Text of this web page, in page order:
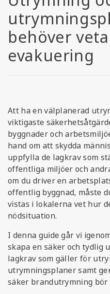
behöver
evakuering
Att ha en välplanerad
viktigaste
byggnader och
hand om att skydda
uppfylla de lagkrav som
offentliga miljöer och
om du driver en
offentlig byggnad, måste
vistas i lokalerna vet hur
nödsituation.
I denna guide går vi
skapa en säker och tydlig
lagkrav som gäller för
utrymningsplaner samt
säker brandutrymning bör